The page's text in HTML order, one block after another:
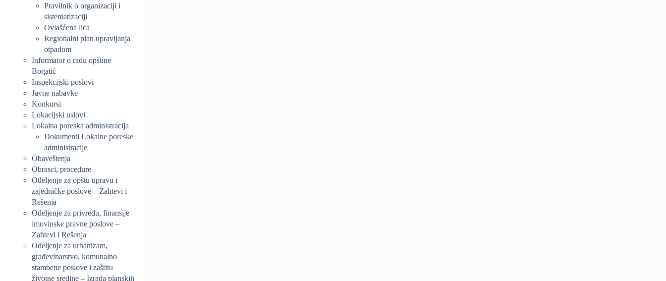
Pravilnik o organizaciji i
sistematizaciji
Ovlašćena lica
Regionalni plan upravljanja
otpadom
Informator o radu opštine
Bogatić
Inspekcijski poslovi
Javne nabavke
Konkursi
Lokacijski uslovi
Lokalna poreska administracija
Dokumenti Lokalne poreske
administracije
Obaveštenja
Obrasci, procedure
Odeljenje za opštu upravu i
zajedničke poslove – Zahtevi i
Rešenja
Odeljenje za privredu, finansije
imovinske pravne poslove –
Zahtevi i Rešenja
Odeljenje za urbanizam,
građevinarstvo, komunalno
stambene poslove i zaštitu
životne sredine – Izrada planskih